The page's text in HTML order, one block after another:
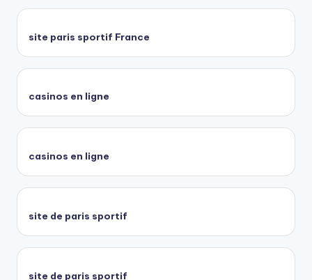
site paris sportif France
casinos en ligne
casinos en ligne
site de paris sportif
site de paris sportif